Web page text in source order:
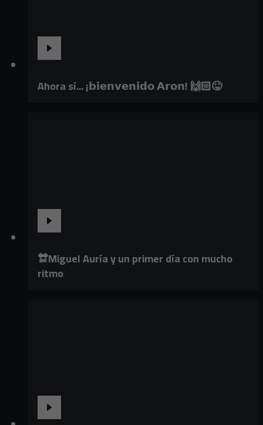
Ahora sí... ¡𝗯𝗶𝗲𝗻𝘃𝗲𝗻𝗶𝗱𝗼 𝗔𝗿𝗼𝗻! 🙌🏻😜
🔛Miguel Auría y un primer día con mucho
ritmo